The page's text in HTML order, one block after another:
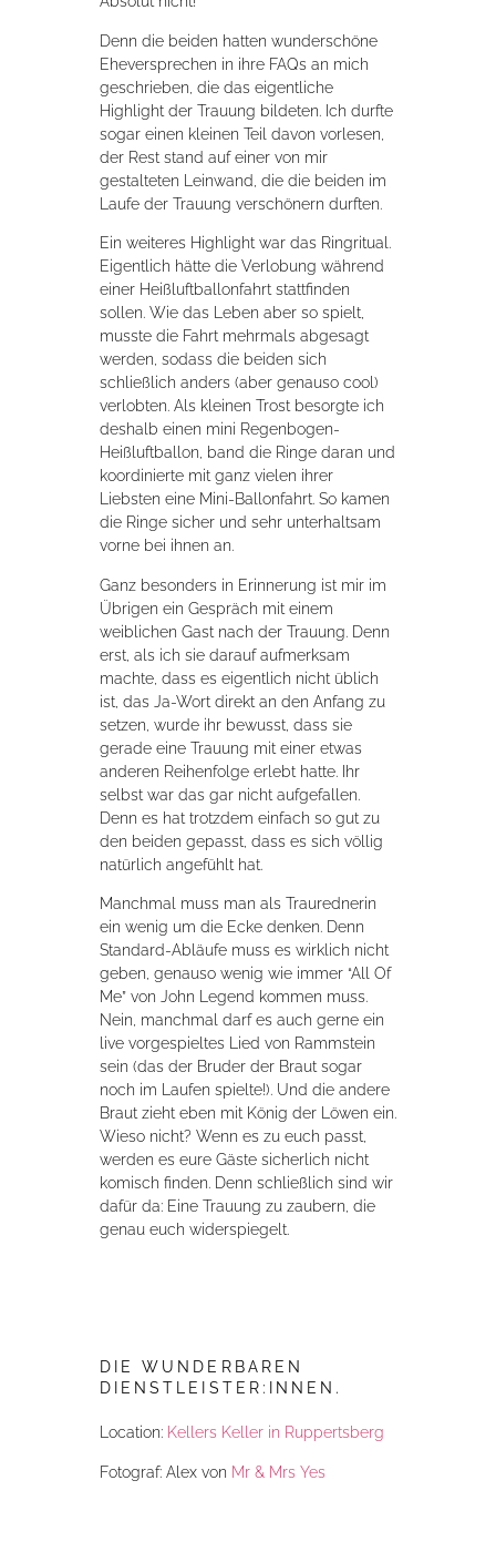
Denn die beiden hatten wunderschöne
Eheversprechen in ihre FAQs an mich
geschrieben, die das eigentliche
Highlight der Trauung bildeten. Ich durfte
sogar einen kleinen Teil davon vorlesen,
der Rest stand auf einer von mir
gestalteten Leinwand, die die beiden im
Laufe der Trauung verschönern durften.
Ein weiteres Highlight war das Ringritual.
Eigentlich hätte die Verlobung während
einer Heißluftballonfahrt stattfinden
sollen. Wie das Leben aber so spielt,
musste die Fahrt mehrmals abgesagt
werden, sodass die beiden sich
schließlich anders (aber genauso cool)
verlobten. Als kleinen Trost besorgte ich
deshalb einen mini Regenbogen-
Heißluftballon, band die Ringe daran und
koordinierte mit ganz vielen ihrer
Liebsten eine Mini-Ballonfahrt. So kamen
die Ringe sicher und sehr unterhaltsam
vorne bei ihnen an.
Ganz besonders in Erinnerung ist mir im
Übrigen ein Gespräch mit einem
weiblichen Gast nach der Trauung. Denn
erst, als ich sie darauf aufmerksam
machte, dass es eigentlich nicht üblich
ist, das Ja-Wort direkt an den Anfang zu
setzen, wurde ihr bewusst, dass sie
gerade eine Trauung mit einer etwas
anderen Reihenfolge erlebt hatte. Ihr
selbst war das gar nicht aufgefallen.
Denn es hat trotzdem einfach so gut zu
den beiden gepasst, dass es sich völlig
natürlich angefühlt hat.
Manchmal muss man als Traurednerin
ein wenig um die Ecke denken. Denn
Standard-Abläufe muss es wirklich nicht
geben, genauso wenig wie immer “All Of
Me” von John Legend kommen muss.
Nein, manchmal darf es auch gerne ein
live vorgespieltes Lied von Rammstein
sein (das der Bruder der Braut sogar
noch im Laufen spielte!). Und die andere
Braut zieht eben mit König der Löwen ein.
Wieso nicht? Wenn es zu euch passt,
werden es eure Gäste sicherlich nicht
komisch finden. Denn schließlich sind wir
dafür da: Eine Trauung zu zaubern, die
genau euch widerspiegelt.
DIE WUNDERBAREN
DIENSTLEISTER:INNEN.
Location: Kellers Keller in Ruppertsberg
Fotograf: Alex von Mr & Mrs Yes